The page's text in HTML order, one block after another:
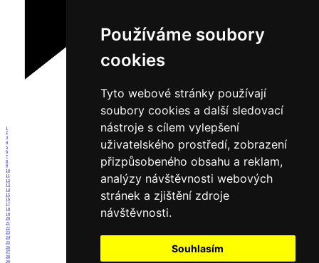
Používáme soubory
cookies
Tyto webové stránky používají
soubory cookies a další sledovací
nástroje s cílem vylepšení
uživatelského prostředí, zobrazení
přizpůsobeného obsahu a reklam,
analýzy návštěvnosti webových
stránek a zjištění zdroje
návštěvnosti.
Souhlasím
1
2
3
4
5
6
7
8
9
10
11
12
13
14
15
16
17
18
19
20
21
22
23
24
25
26
27
28
29